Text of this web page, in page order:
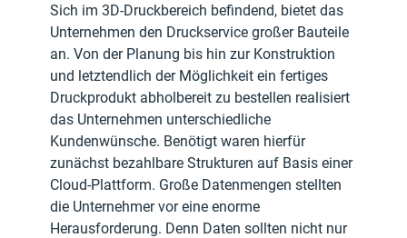
Sich im 3D-Druckbereich befindend, bietet das
Unternehmen den Druckservice großer Bauteile
an. Von der Planung bis hin zur Konstruktion
und letztendlich der Möglichkeit ein fertiges
Druckprodukt abholbereit zu bestellen realisiert
das Unternehmen unterschiedliche
Kundenwünsche. Benötigt waren hierfür
zunächst bezahlbare Strukturen auf Basis einer
Cloud-Plattform. Große Datenmengen stellten
die Unternehmer vor eine enorme
Herausforderung. Denn Daten sollten nicht nur